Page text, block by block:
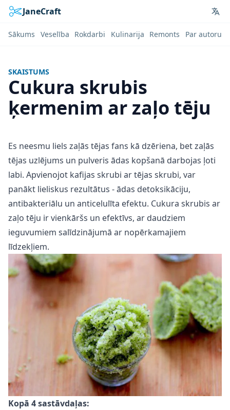
JaneCraft
Sākums Veselība Rokdarbi Kulinarija Remonts Par autoru
SKAISTUMS
Cukura skrubis
ķermenim ar zaļo tēju
Es neesmu liels zaļās tējas fans kā dzēriena, bet zaļās
tējas uzlējums un pulveris ādas kopšanā darbojas ļoti
labi. Apvienojot kafijas skrubi ar tējas skrubi, var
panākt lieliskus rezultātus - ādas detoksikāciju,
antibakteriālu un anticelulīta efektu. Cukura skrubis ar
zaļo tēju ir vienkāršs un efektīvs, ar daudziem
ieguvumiem salīdzinājumā ar nopērkamajiem
līdzekļiem.
Kopā 4 sastāvdaļas: